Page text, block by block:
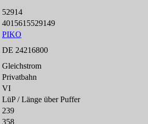
52914
4015615529149
PIKO
DE 24216800
Gleichstrom
Privatbahn
VI
LüP / Länge über Puffer
239
358